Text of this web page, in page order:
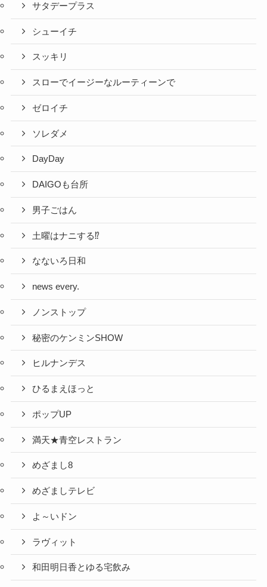
サタデープラス
シューイチ
スッキリ
スローでイージーなルーティーンで
ゼロイチ
ソレダメ
DayDay
DAIGOも台所
男子ごはん
土曜はナニする⁉
なないろ日和
news every.
ノンストップ
秘密のケンミンSHOW
ヒルナンデス
ひるまえほっと
ポップUP
満天★青空レストラン
めざまし8
めざましテレビ
よ～いドン
ラヴィット
和田明日香とゆる宅飲み